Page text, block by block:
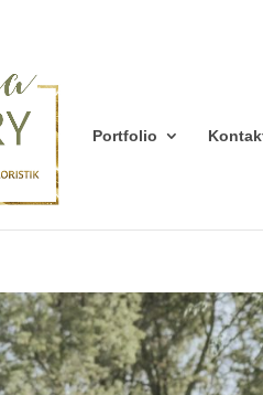
Portfolio